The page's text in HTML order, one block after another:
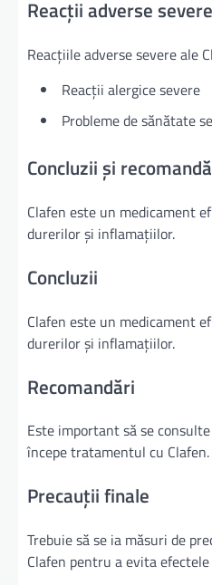
Reacții adverse severe
Reacțiile adverse severe ale
Reacții alergice severe
Probleme de sănătate
Concluzii și
Clafen este un medicament
durerilor și inflamațiilor.
Concluzii
Clafen este un medicament
durerilor și inflamațiilor.
Recomandări
Este important să se
începe tratamentul cu Clafen.
Precauții finale
Trebuie să se ia măsuri de
Clafen pentru a evita efectele